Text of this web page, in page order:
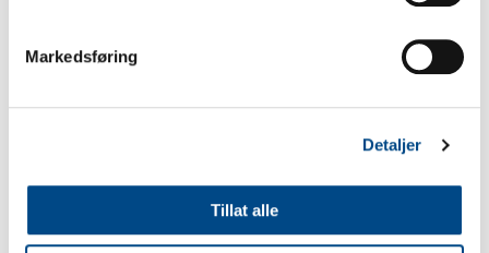
Markedsføring
Detaljer
Tillat alle
Vekt 1.5kg / Volum
Art.nr: